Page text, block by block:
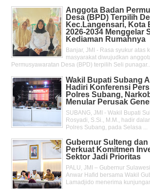
Anggota Badan
Desa (BPD) Terpilih
Kec.Langensari, Kota
2026-2034 Menggelar
Kediaman Rumahnya
Banjar, JMI - Rasa syukur atas
masyarakat diwujudkan
Permusyawaratan Desa (BPD) terpilih Seli punagar...
Wakil Bupati Subang
Hadiri Konferensi
Polres Subang,
Menular Perusak
SUBANG, JMI - Wakil Bupati
Rosyadi, S.Si., M.M., hadir
Polres Subang, pada Selasa ...
Gubernur Sulteng dan
Perkuat Komitmen
Sektor Jadi Prioritas
PALU, JMI – Gubernur
Anwar Hafid bersama Wakil
Lamadjido menerima